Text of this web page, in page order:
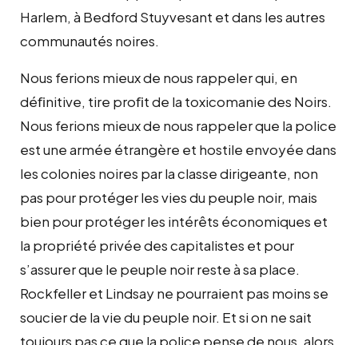
Harlem, à Bedford Stuyvesant et dans les autres
communautés noires.
Nous ferions mieux de nous rappeler qui, en
déﬁnitive, tire proﬁt de la toxicomanie des Noirs.
Nous ferions mieux de nous rappeler que la police
est une armée étrangère et hostile envoyée dans
les colonies noires par la classe dirigeante, non
pas pour protéger les vies du peuple noir, mais
bien pour protéger les intérêts économiques et
la propriété privée des capitalistes et pour
s’assurer que le peuple noir reste à sa place.
Rockfeller et Lindsay ne pourraient pas moins se
soucier de la vie du peuple noir. Et si on ne sait
toujours pas ce que la police pense de nous, alors